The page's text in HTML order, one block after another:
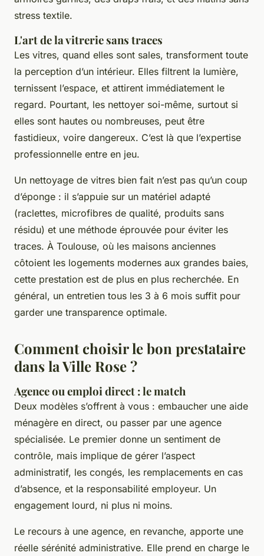
stress textile.
L'art de la vitrerie sans traces
Les vitres, quand elles sont sales, transforment toute
la perception d’un intérieur. Elles filtrent la lumière,
ternissent l’espace, et attirent immédiatement le
regard. Pourtant, les nettoyer soi-même, surtout si
elles sont hautes ou nombreuses, peut être
fastidieux, voire dangereux. C’est là que l’expertise
professionnelle entre en jeu.
Un nettoyage de vitres bien fait n’est pas qu’un coup
d’éponge : il s’appuie sur un matériel adapté
(raclettes, microfibres de qualité, produits sans
résidu) et une méthode éprouvée pour éviter les
traces. À Toulouse, où les maisons anciennes
côtoient les logements modernes aux grandes baies,
cette prestation est de plus en plus recherchée. En
général, un entretien tous les 3 à 6 mois suffit pour
garder une transparence optimale.
Comment choisir le bon prestataire
dans la Ville Rose ?
Agence ou emploi direct : le match
Deux modèles s’offrent à vous : embaucher une aide
ménagère en direct, ou passer par une agence
spécialisée. Le premier donne un sentiment de
contrôle, mais implique de gérer l’aspect
administratif, les congés, les remplacements en cas
d’absence, et la responsabilité employeur. Un
engagement lourd, ni plus ni moins.
Le recours à une agence, en revanche, apporte une
réelle sérénité administrative. Elle prend en charge le